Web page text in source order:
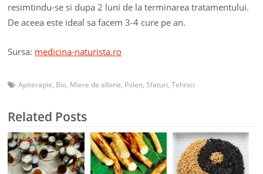
resimtindu-se si dupa 2 luni de la terminarea tratamentului.
De aceea este ideal sa facem 3-4 cure pe an.
Sursa: medicina-naturista.ro
Apiterapie, Bio, Miere de albine, Polen,Sfaturi,Tehnici
Related Posts